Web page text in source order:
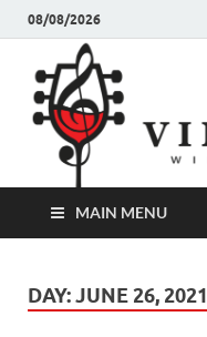
08/08/2026
MAIN MENU
DAY:JUNE 26, 2021